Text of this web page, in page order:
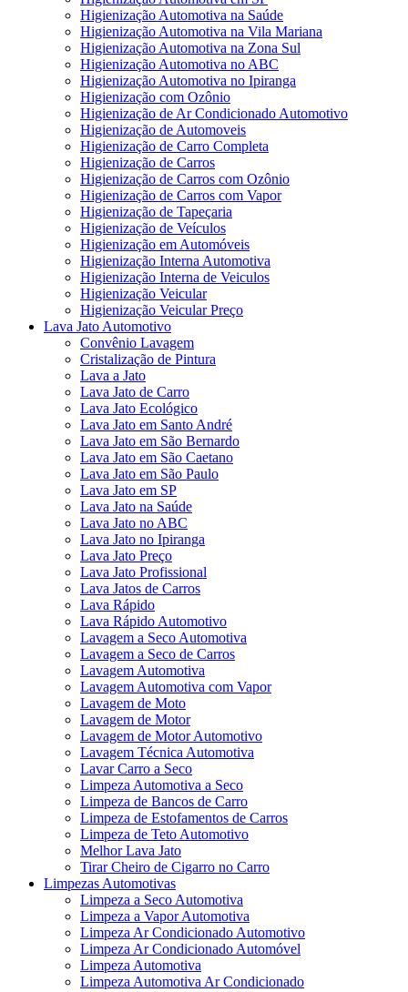
Higienização Automotiva na Saúde
Higienização Automotiva na Vila Mariana
Higienização Automotiva na Zona Sul
Higienização Automotiva no ABC
Higienização Automotiva no Ipiranga
Higienização com Ozônio
Higienização de Ar Condicionado Automotivo
Higienização de Automoveis
Higienização de Carro Completa
Higienização de Carros
Higienização de Carros com Ozônio
Higienização de Carros com Vapor
Higienização de Tapeçaria
Higienização de Veículos
Higienização em Automóveis
Higienização Interna Automotiva
Higienização Interna de Veiculos
Higienização Veicular
Higienização Veicular Preço
Lava Jato Automotivo
Convênio Lavagem
Cristalização de Pintura
Lava a Jato
Lava Jato de Carro
Lava Jato Ecológico
Lava Jato em Santo André
Lava Jato em São Bernardo
Lava Jato em São Caetano
Lava Jato em São Paulo
Lava Jato em SP
Lava Jato na Saúde
Lava Jato no ABC
Lava Jato no Ipiranga
Lava Jato Preço
Lava Jato Profissional
Lava Jatos de Carros
Lava Rápido
Lava Rápido Automotivo
Lavagem a Seco Automotiva
Lavagem a Seco de Carros
Lavagem Automotiva
Lavagem Automotiva com Vapor
Lavagem de Moto
Lavagem de Motor
Lavagem de Motor Automotivo
Lavagem Técnica Automotiva
Lavar Carro a Seco
Limpeza Automotiva a Seco
Limpeza de Bancos de Carro
Limpeza de Estofamentos de Carros
Limpeza de Teto Automotivo
Melhor Lava Jato
Tirar Cheiro de Cigarro no Carro
Limpezas Automotivas
Limpeza a Seco Automotiva
Limpeza a Vapor Automotiva
Limpeza Ar Condicionado Automotivo
Limpeza Ar Condicionado Automóvel
Limpeza Automotiva
Limpeza Automotiva Ar Condicionado